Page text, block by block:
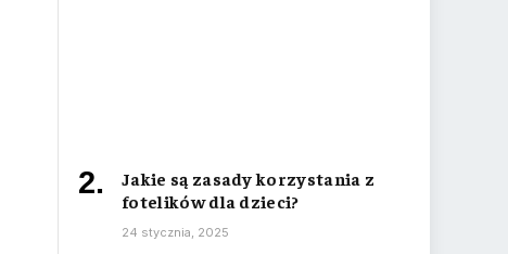
Jakie są zasady korzystania z
fotelików dla dzieci?
24 stycznia, 2025